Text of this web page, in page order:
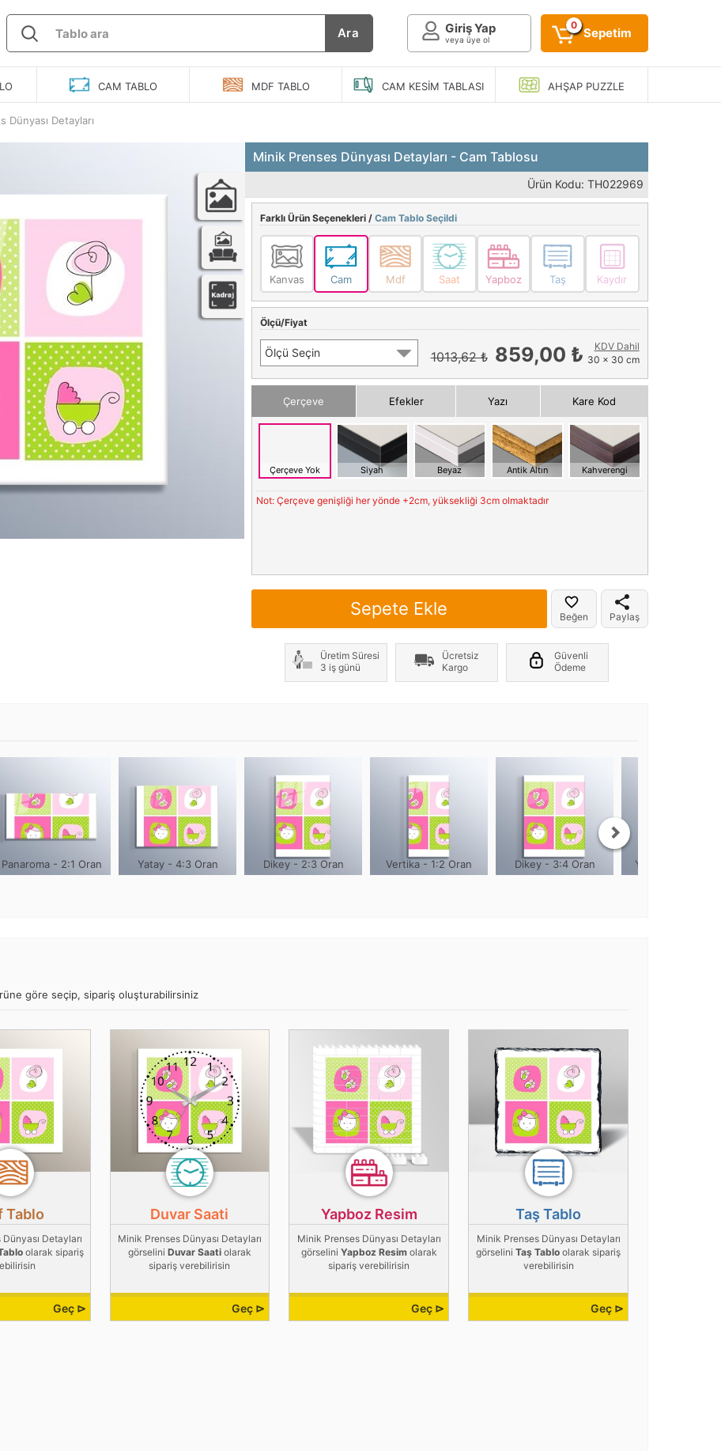
Ara Giriş Yap
veya üye ol
0
Sepetim
CAM TABLO MDF TABLO CAM KESIM TABLASI AHŞAPPUZZLE
Dünyası Detayları
Minik Prenses Dünyası Detayları - Cam Tablosu
Ürün Kodu: TH022969
Farklı Ürün Seçenekleri / Cam Tablo Seçildi
Kanvas Cam Mdf Saat Yapboz Taş Kaydır
Ölçü/Fiyat
Ölçü Seçin 1013,62 ₺ 859,00 ₺
KDV Dahil
30 x 30 cm
Çerçeve Efekler Yazı Kare Kod
Çerçeve Yok Siyah Beyaz Antik Altın Kahverengi
Not: Çerçeve genişliği her yönde +2cm, yüksekliği 3cm olmaktadır
Sepete Ekle Beğen Paylaş
Üretim Süresi
3 iş günü
Ücretsiz
Kargo
Güvenli
Ödeme
Panaroma - 2:1 Oran Yatay - 4:3 Oran Dikey - 2:3 Oran Vertika - 1:2 Oran Dikey - 3:4 Oran Yuvarlak - 1:1
göre seçip, sipariş oluşturabilirsiniz
Tablo
Detayları
olarak sipariş
Geç ⊳
Duvar Saati
Minik Prenses Dünyası Detayları
görselini Duvar Saatiolarak
sipariş verebilirisin
Geç ⊳
Yapboz Resim
Minik Prenses Dünyası Detayları
görselini Yapboz Resimolarak
sipariş verebilirisin
Geç ⊳
Taş Tablo
Minik Prenses Dünyası Detayları
görseliniTaş Tablo olarak sipariş
verebilirisin
Geç ⊳